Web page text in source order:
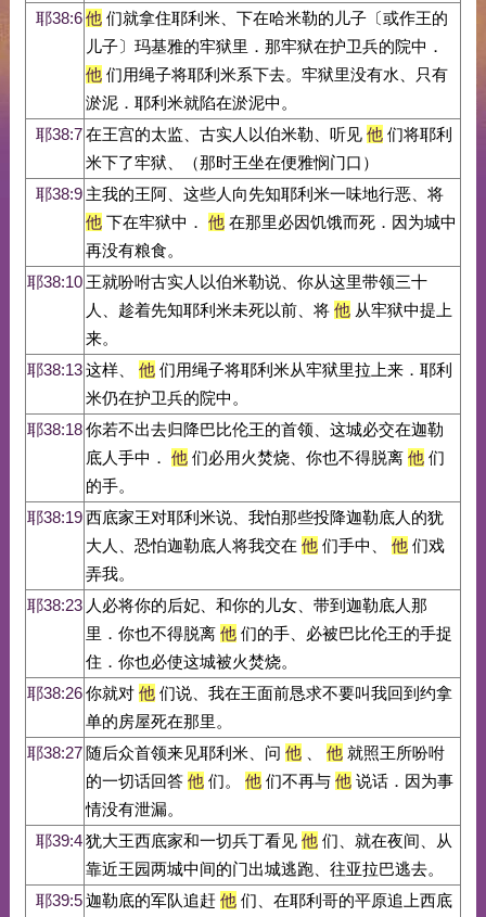
耶38:6他们就拿住耶利米、下在哈米勒的儿子〔或作王的
儿子〕玛基雅的牢狱里．那牢狱在护卫兵的院中．
他们用绳子将耶利米系下去。牢狱里没有水、只有
淤泥．耶利米就陷在淤泥中。
耶38:7在王宫的太监、古实人以伯米勒、听见 他们将耶利
米下了牢狱、（那时王坐在便雅悯门口）
耶38:9 主我的王阿、这些人向先知耶利米一味地行恶、将
他下在牢狱中． 他在那里必因饥饿而死．因为城中
再没有粮食。
耶38:10 王就吩咐古实人以伯米勒说、你从这里带领三十
人、趁着先知耶利米未死以前、将 他从牢狱中提上
来。
耶38:13这样、 他们用绳子将耶利米从牢狱里拉上来．耶利
米仍在护卫兵的院中。
耶38:18你若不出去归降巴比伦王的首领、这城必交在迦勒
底人手中． 他们必用火焚烧、你也不得脱离 他们
的手。
耶38:19西底家王对耶利米说、我怕那些投降迦勒底人的犹
大人、恐怕迦勒底人将我交在 他们手中、 他们戏
弄我。
耶38:23 人必将你的后妃、和你的儿女、带到迦勒底人那
里．你也不得脱离 他们的手、必被巴比伦王的手捉
住．你也必使这城被火焚烧。
耶38:26你就对 他们说、我在王面前恳求不要叫我回到约拿
单的房屋死在那里。
耶38:27 随后众首领来见耶利米、问 他、 他就照王所吩咐
的一切话回答 他们。 他们不再与 他说话．因为事
情没有泄漏。
耶39:4犹大王西底家和一切兵丁看见 他们、就在夜间、从
靠近王园两城中间的门出城逃跑、往亚拉巴逃去。
耶39:5迦勒底的军队追赶 他们、在耶利哥的平原追上西底